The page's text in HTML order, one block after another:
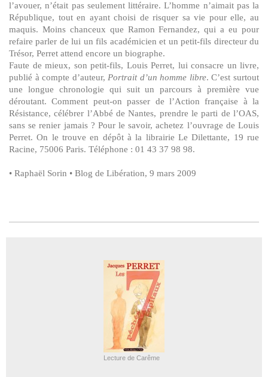
l’avouer, n’était pas seulement littéraire. L’homme n’aimait pas la
République, tout en ayant choisi de risquer sa vie pour elle, au
maquis. Moins chanceux que Ramon Fernandez, qui a eu pour
refaire parler de lui un fils académicien et un petit-fils directeur du
Trésor, Perret attend encore un biographe.
Faute de mieux, son petit-fils, Louis Perret, lui consacre un livre,
publié à compte d’auteur,Portrait d’un homme libre. C’est surtout
une longue chronologie qui suit un parcours à première vue
déroutant. Comment peut-on passer de l’Action française à la
Résistance, célébrer l’Abbé de Nantes, prendre le parti de l’OAS,
sans se renier jamais ? Pour le savoir, achetez l’ouvrage de Louis
Perret. On le trouve en dépôt à la librairie Le Dilettante, 19 rue
Racine, 75006 Paris. Téléphone : 01 43 37 98 98.
• Raphaël Sorin • Blog de Libération, 9 mars 2009
Lecture de Carême